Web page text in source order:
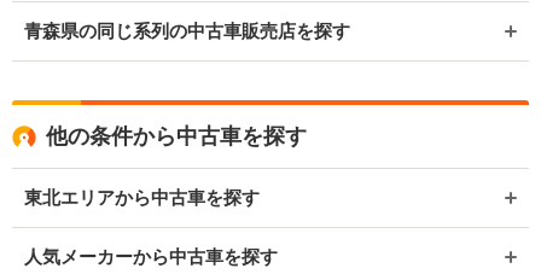
青森県の同じ系列の中古車販売店を探す
他の条件から中古車を探す
東北エリアから中古車を探す
人気メーカーから中古車を探す